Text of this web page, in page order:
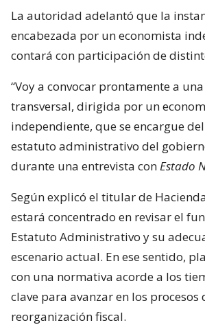
La autoridad adelantó que la
encabezada por un economista
contará con participación de
“Voy a convocar prontamente a
transversal, dirigida por un
independiente, que se encargue
estatuto administrativo del
durante una entrevista con Estado
Según explicó el titular de
estará concentrado en revisar el
Estatuto Administrativo y su
escenario actual. En ese sentido,
con una normativa acorde a los
clave para avanzar en los procesos
reorganización fiscal.